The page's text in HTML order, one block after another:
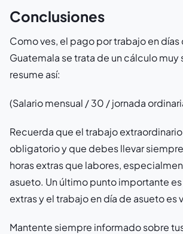
Conclusiones
Como ves, el pago por trabajo en días
Guatemala se trata de un cálculo muy
resume así:
(Salario mensual / 30 / jornada
Recuerda que el trabajo
obligatorio y que debes llevar
horas extras que labores,
asueto. Un último punto importante es
extras y el trabajo en día de asueto es
Mantente siempre informado sobre